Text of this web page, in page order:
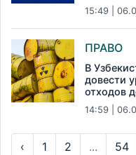
15:49 |
ПРАВО
В
довести
отходов
14:59 |
‹ 1 2 ... 54